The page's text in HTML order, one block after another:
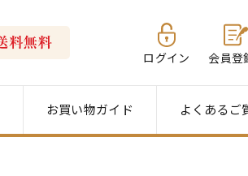
ログイン 会員登
お買い物ガイド よくあるご